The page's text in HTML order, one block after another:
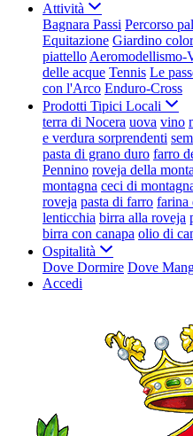
Attività
Bagnara Passi Percorso
Equitazione Giardino
piattello Aeromodellismo-
delle acque Tennis Le
con l'Arco Enduro-Cross
Prodotti Tipici Locali
terra di Nocera uova vino
e verdura sorprendenti
pasta di grano duro farro
Pennino roveja della
montagna ceci di
roveja pasta di farro farina
lenticchia birra alla roveja
birra con canapa olio di
Ospitalità
Dove Dormire Dove
Accedi